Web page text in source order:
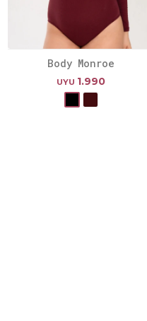
Body Monroe
UYU 1.990